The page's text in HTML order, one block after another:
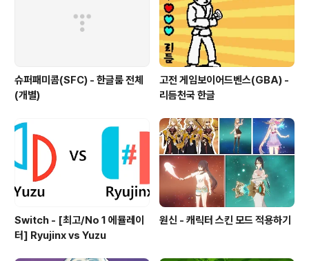
슈퍼패미콤(SFC) - 한글룸 전체
(개별)
고전 게임보이어드벤스(GBA) -
리듬천국 한글
Switch - [최고/No 1 에뮬레이
터] Ryujinx vs Yuzu
원신 - 캐릭터 스킨 모드 적용하기